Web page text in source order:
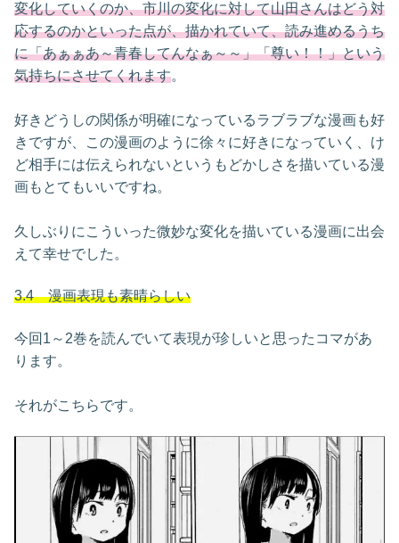
変化していくのか、市川の変化に対して山田さんはどう対
応するのかといった点が、描かれていて、読み進めるうち
に「あぁぁあ～青春してんなぁ～～」「尊い！！」という
気持ちにさせてくれます。
好きどうしの関係が明確になっているラブラブな漫画も好
きですが、この漫画のように徐々に好きになっていく、け
ど相手には伝えられないというもどかしさを描いている漫
画もとてもいいですね。
久しぶりにこういった微妙な変化を描いている漫画に出会
えて幸せでした。
3.4 漫画表現も素晴らしい
今回1～2巻を読んでいて表現が珍しいと思ったコマがあ
ります。
それがこちらです。